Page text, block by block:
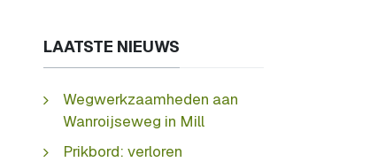
LAATSTE NIEUWS
Wegwerkzaamheden aan
Wanroijseweg in Mill
Prikbord: verloren